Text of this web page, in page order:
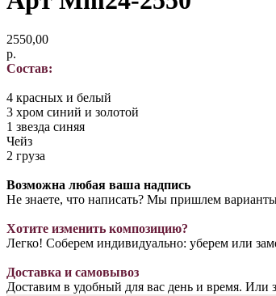
2550,00
р.
Состав:
4 красных и белый
3 хром синий и золотой
1 звезда синяя
Чейз
2 груза
Возможна любая ваша надпись
Не знаете, что написать? Мы пришлем
Хотите изменить композицию?
Легко! Соберем индивидуально: уберем или
Доставка и самовывоз
Доставим в удобный для вас день и время. Или